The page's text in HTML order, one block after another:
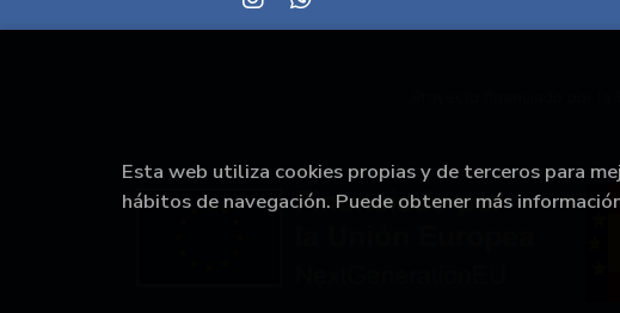
Esta web utiliza cookies propias y de terceros para
hábitos de navegación. Puede obtener más